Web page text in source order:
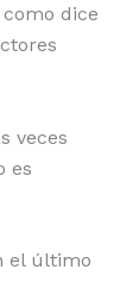
dice
veces
es
el último